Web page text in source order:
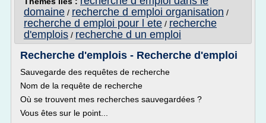
domaine / recherche d emploi organisation /
recherche d emploi pour l ete / recherche
d'emplois / recherche d un emploi
Recherche d'emplois - Recherche d'emploi
Sauvegarde des requêtes de recherche
Nom de la requête de recherche
Où se trouvent mes recherches sauvegardées ?
Vous êtes sur le point...